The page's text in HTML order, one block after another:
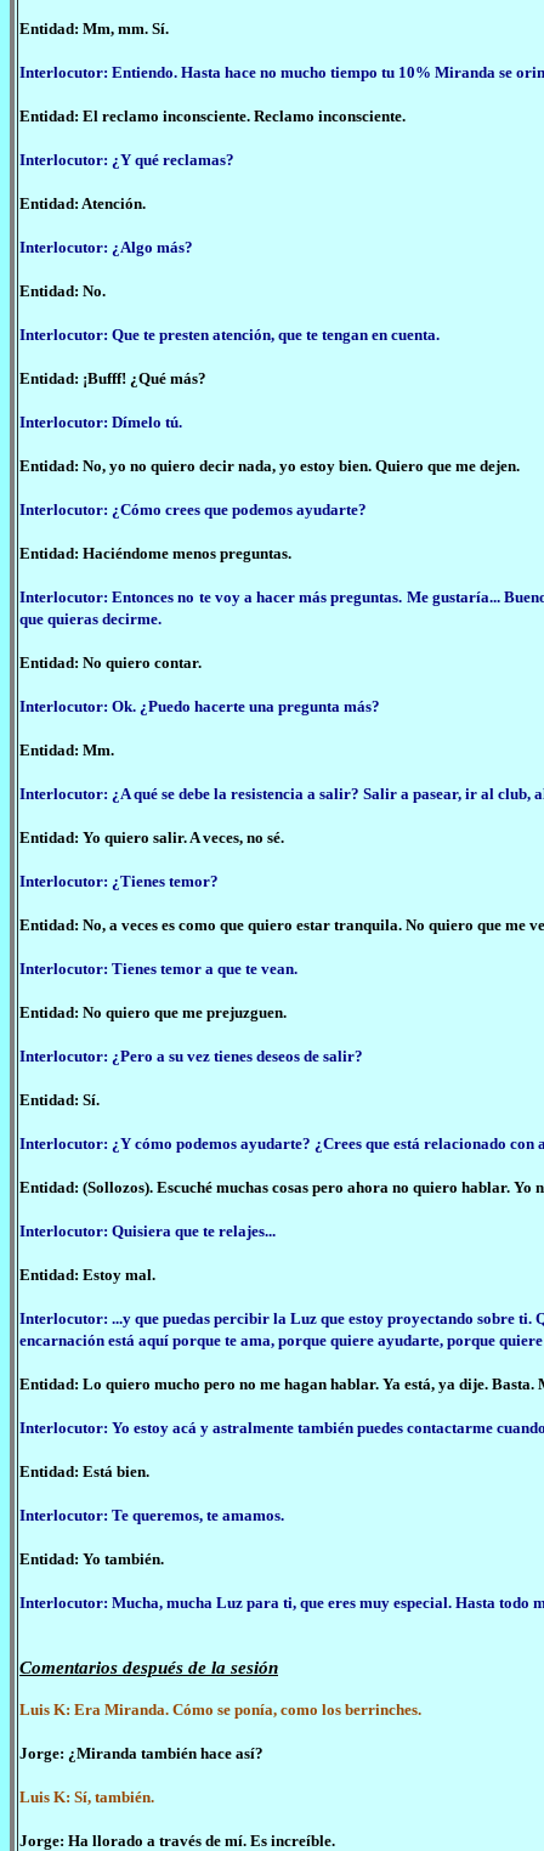
Entidad: Mm, mm. Sí.
Interlocutor: Entiendo. Hasta hace no mucho tiempo tu 10% Miranda se
Entidad: El reclamo inconsciente. Reclamo inconsciente.
Interlocutor: ¿Y qué reclamas?
Entidad: Atención.
Interlocutor: ¿Algo más?
Entidad: No.
Interlocutor: Que te presten atención, que te tengan en cuenta.
Entidad: ¡Bufff! ¿Qué más?
Interlocutor: Dímelo tú.
Entidad: No, yo no quiero decir nada, yo estoy bien. Quiero que me dejen.
Interlocutor: ¿Cómo crees que podemos ayudarte?
Entidad: Haciéndome menos preguntas.
Interlocutor: Entonces no te voy a hacer más preguntas. Me gustaría...
que quieras decirme.
Entidad: No quiero contar.
Interlocutor: Ok. ¿Puedo hacerte una pregunta más?
Entidad: Mm.
Interlocutor: ¿A qué se debe la resistencia a salir? Salir a pasear, ir al club,
Entidad: Yo quiero salir. A veces, no sé.
Interlocutor: ¿Tienes temor?
Entidad: No, a veces es como que quiero estar tranquila. No quiero que me
Interlocutor: Tienes temor a que te vean.
Entidad: No quiero que me prejuzguen.
Interlocutor: ¿Pero a su vez tienes deseos de salir?
Entidad: Sí.
Interlocutor: ¿Y cómo podemos ayudarte? ¿Crees que está relacionado
Entidad: (Sollozos). Escuché muchas cosas pero ahora no quiero hablar. Yo
Interlocutor: Quisiera que te relajes...
Entidad: Estoy mal.
Interlocutor: ...y que puedas percibir la Luz que estoy proyectando sobre ti.
encarnación está aquí porque te ama, porque quiere ayudarte, porque
Entidad: Lo quiero mucho pero no me hagan hablar. Ya está, ya dije.
Interlocutor: Yo estoy acá y astralmente también puedes contactarme
Entidad: Está bien.
Interlocutor: Te queremos, te amamos.
Entidad: Yo también.
Interlocutor: Mucha, mucha Luz para ti, que eres muy especial. Hasta todo
Comentarios después de la sesión
Luis K: Era Miranda. Cómo se ponía, como los berrinches.
Jorge: ¿Miranda también hace así?
Luis K: Sí, también.
Jorge: Ha llorado a través de mí. Es increíble.